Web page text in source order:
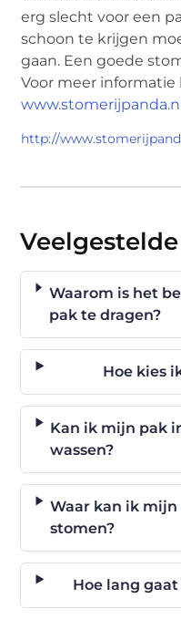
erg slecht voor een
schoon te krijgen
gaan. Een goede
Voor meer informatie
http://
Waarom is het
pak te dragen?
Hoe kies
Kan ik mijn pak
wassen?
Waar kan ik
stomen?
Hoe lang